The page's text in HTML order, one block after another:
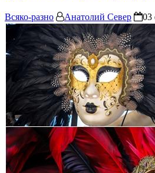
Всяко-разно Анатолий Север 03